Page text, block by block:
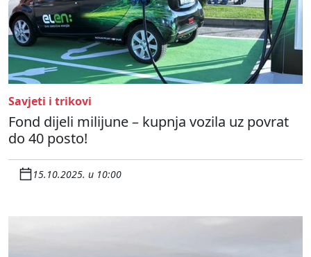
Savjeti i trikovi
Fond dijeli milijune – kupnja vozila uz povrat
do 40 posto!
15.10.2025. u 10:00